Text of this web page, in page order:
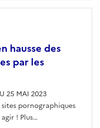
hausse des
par les
25 MAI 2023
pornographiques
! Plus…